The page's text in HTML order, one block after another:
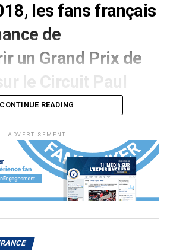
les fans français
de
un Grand Prix de
le Circuit Paul
Pour ce
que vont
organisateurs en
spectateur
CONTINUE READING
ADVERTISEMENT